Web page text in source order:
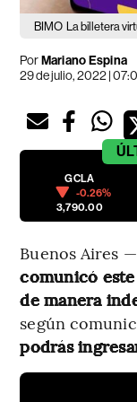
BIMO La billetera
PorMariano Espina
29 de julio, 2022 |
GCLA
-0.26%
3,790.00
Buenos Aires —
comunicó
de manera
según
podrás